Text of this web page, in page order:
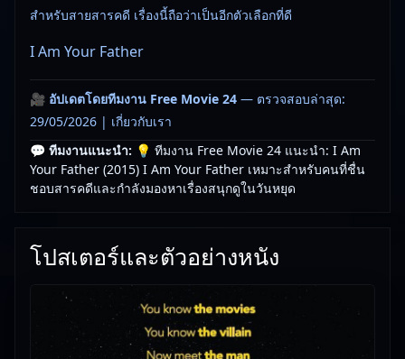
สำหรับสายสารคดี เรื่องนี้ถือว่าเป็นอีกตัวเลือกที่ดี
I Am Your Father
🎥 อัปเดตโดยทีมงาน Free Movie 24 — ตรวจสอบล่าสุด:
29/05/2026 | เกี่ยวกับเรา
💬 ทีมงานแนะนำ: 💡 ทีมงาน Free Movie 24 แนะนำ: I Am
Your Father (2015) I Am Your Father เหมาะสำหรับคนที่ชื่น
ชอบสารคดีและกำลังมองหาเรื่องสนุกดูในวันหยุด
โปสเตอร์และตัวอย่างหนัง